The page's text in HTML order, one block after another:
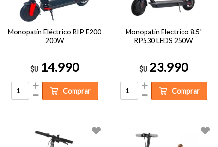
Monopatín Eléctrico RIP E200
200W
$U 14.990
Comprar
Monopatin Electrico 8.5"
RP530 LEDS 250W
$U 23.990
Comprar